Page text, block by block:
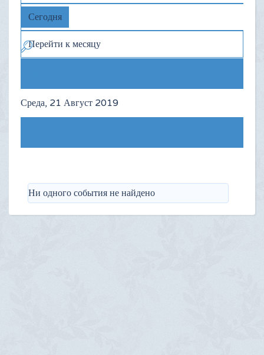
Сегодня
Перейти к месяцу
Среда, 21 Август 2019
Ни одного события не найдено